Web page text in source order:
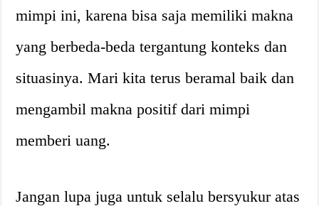
mimpi ini, karena bisa saja memiliki makna
yang berbeda-beda tergantung konteks dan
situasinya. Mari kita terus beramal baik dan
mengambil makna positif dari mimpi
memberi uang.
Jangan lupa juga untuk selalu bersyukur atas